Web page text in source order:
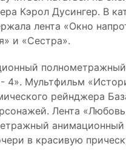
Кэрол Дусингер. В
лента «Окно
и «Сестра».
4». Мультфильм
рейнджера
Лента
анимационный
в красивую